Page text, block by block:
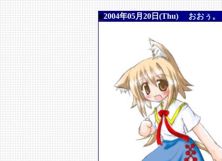
■2004年05月20日(Thu) おおぅ。